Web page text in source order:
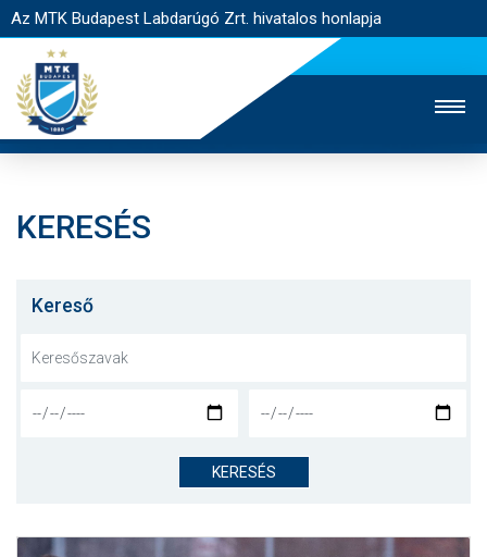
Az MTK Budapest Labdarúgó Zrt. hivatalos honlapja
JEGYÉRTÉKESÍTÉS
NYITÓLAP
CSAPATOK
KERESÉS
Kereső
KERESÉS